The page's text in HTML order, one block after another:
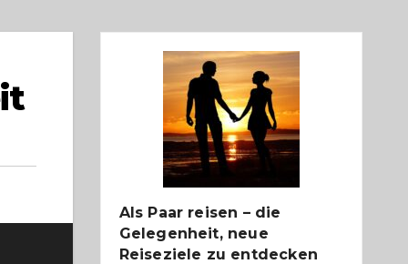
Als Paar reisen – die
Gelegenheit, neue
Reiseziele zu entdecken